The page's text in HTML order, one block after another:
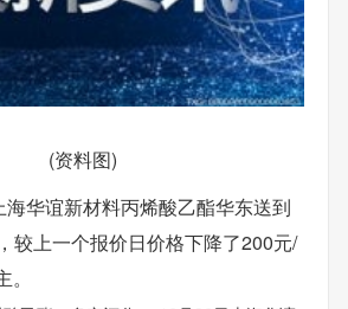
(资料图)
华谊新材料丙烯酸乙酯华东送到
较上一个报价日价格下降了200元/